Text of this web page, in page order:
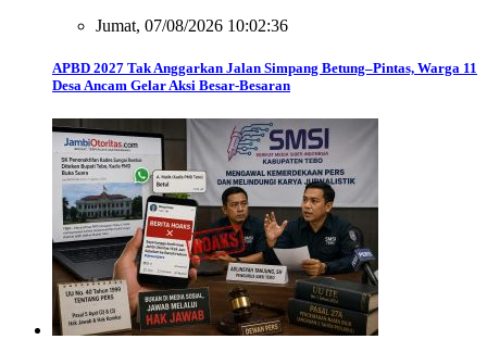
Jumat, 07/08/2026 10:02:36
APBD 2027 Tak Anggarkan Jalan Simpang Betung–Pintas, Warga 11
Desa Ancam Gelar Aksi Besar-Besaran